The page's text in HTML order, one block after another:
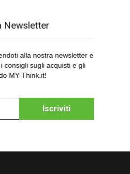
Newsletter
alla nostra newsletter e
consigli sugli acquisti e gli
MY-Think.it!